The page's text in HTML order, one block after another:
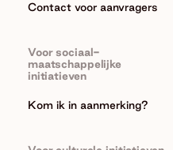
Contact voor aanvragers
Voor sociaal-
maatschappelijke
initiatieven
Kom ik in aanmerking?